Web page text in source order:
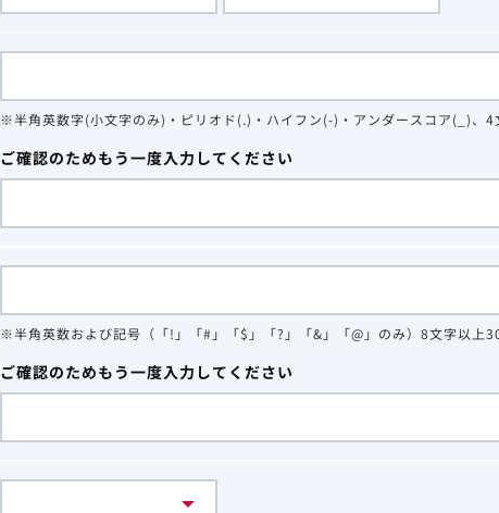
※半角英数字(小文字のみ)・ピリオド(.)・ハイフン(-)・アンダースコア(_)、4
ご確認のためもう一度入力してください
※半角英数および記号（「!」「#」「$」「?」「&」「@」のみ）8文字以上
ご確認のためもう一度入力してください